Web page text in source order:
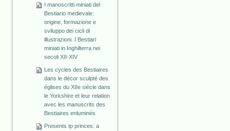
I manoscritti miniati del
Bestiario medievale:
origine, formazione e
sviluppo dei cicli di
illustrazioni. I Bestiari
miniati in Inghilterra nei
secoli XII-XIV
Les cycles des Bestiaires
dans le décor sculpté des
églises du XIIe siècle dans
le Yorkshire et leur relation
avec les manuscrits des
Bestiaires enluminés
Presents tp princes: a